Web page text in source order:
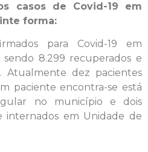
casos de Covid-19 em
forma:
para Covid-19 em
sendo 8.299 recuperados e
Atualmente dez pacientes
paciente encontra-se está
no município e dois
internados em Unidade de